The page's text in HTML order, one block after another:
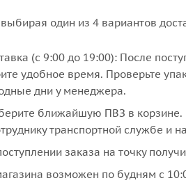
один из 4 вариантов
(с 9:00 до 19:00): После
удобное время. Проверьте
дни у менеджера.
ближайшую ПВЗ в корзине.
транспортной службе и
заказа на точку
возможен по будням с